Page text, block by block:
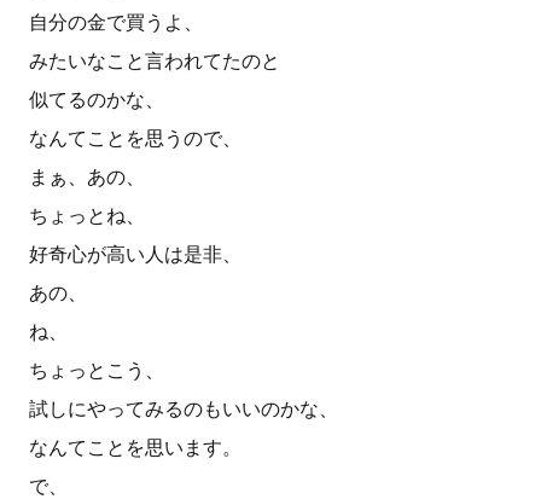
自分の金で買うよ、
みたいなこと言われてたのと
似てるのかな、
なんてことを思うので、
まぁ、あの、
ちょっとね、
好奇心が高い人は是非、
あの、
ね、
ちょっとこう、
試しにやってみるのもいいのかな、
なんてことを思います。
で、